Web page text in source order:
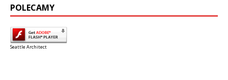
POLECAMY
Seattle Architect